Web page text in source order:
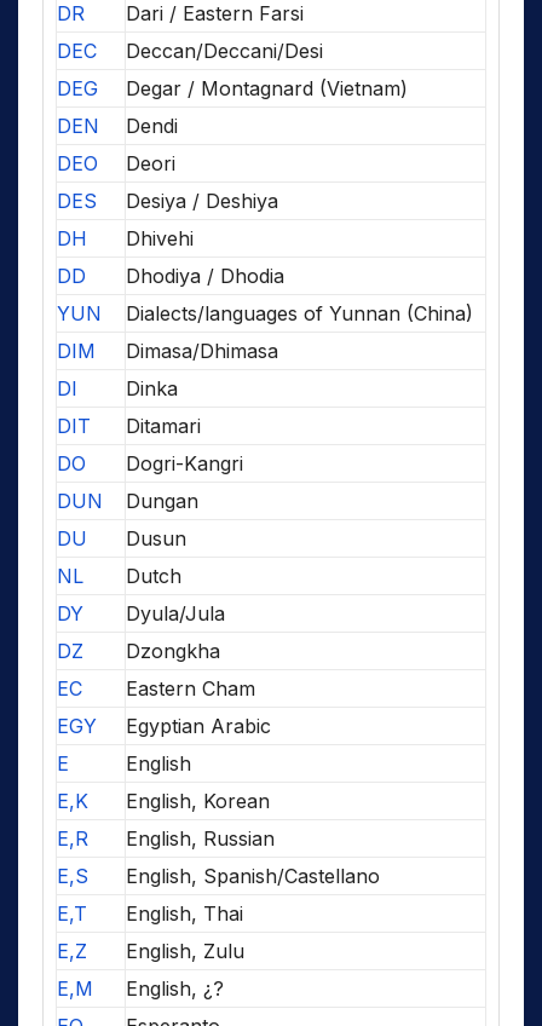
DR
Dari / Eastern Farsi
DEC
Deccan/Deccani/Desi
DEG
Degar / Montagnard (Vietnam)
DEN
Dendi
DEO
Deori
DES
Desiya / Deshiya
DH
Dhivehi
DD
Dhodiya / Dhodia
YUN
Dialects/languages of Yunnan (China)
DIM
Dimasa/Dhimasa
DI
Dinka
DIT
Ditamari
DO
Dogri-Kangri
DUN
Dungan
DU
Dusun
NL
Dutch
DY
Dyula/Jula
DZ
Dzongkha
EC
Eastern Cham
EGY
Egyptian Arabic
E
English
E,K
English, Korean
E,R
English, Russian
E,S
English, Spanish/Castellano
E,T
English, Thai
E,Z
English, Zulu
E,M
English, ¿?